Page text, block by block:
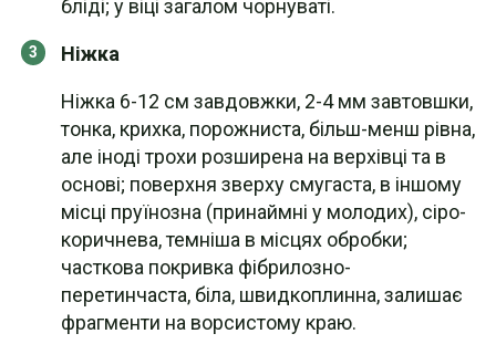
бліді; у віці загалом чорнуваті.
Ніжка
Ніжка 6-12 см завдовжки, 2-4 мм завтовшки,
тонка, крихка, порожниста, більш-менш рівна,
але іноді трохи розширена на верхівці та в
основі; поверхня зверху смугаста, в іншому
місці пруїнозна (принаймні у молодих), сіро-
коричнева, темніша в місцях обробки;
часткова покривка фібрилозно-
перетинчаста, біла, швидкоплинна, залишає
фрагменти на ворсистому краю.